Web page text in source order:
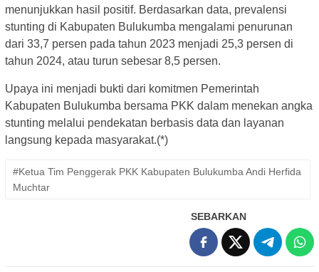
menunjukkan hasil positif. Berdasarkan data, prevalensi
stunting di Kabupaten Bulukumba mengalami penurunan
dari 33,7 persen pada tahun 2023 menjadi 25,3 persen di
tahun 2024, atau turun sebesar 8,5 persen.
Upaya ini menjadi bukti dari komitmen Pemerintah
Kabupaten Bulukumba bersama PKK dalam menekan angka
stunting melalui pendekatan berbasis data dan layanan
langsung kepada masyarakat.(*)
#Ketua Tim Penggerak PKK Kabupaten Bulukumba Andi Herfida
Muchtar
SEBARKAN